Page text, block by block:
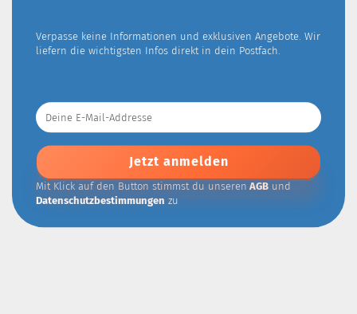
Verpasse keine Informationen und exklusiven Angebote. Wir
liefern die wichtigsten Infos direkt in dein Postfach.
Deine
E-
Mail-
Addresse
Mit Klick auf den Button stimmst du unseren AGB und
Datenschutzbestimmungen zu